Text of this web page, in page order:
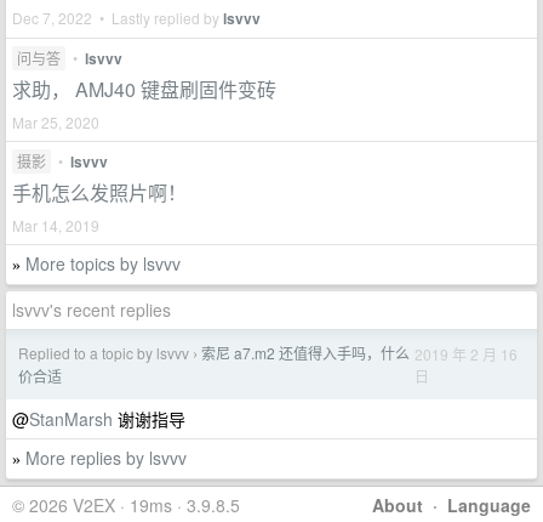
Dec 7, 2022 • Lastly replied bylsvvv
问与答 • lsvvv
求助， AMJ40 键盘刷固件变砖
Mar 25, 2020
摄影
• lsvvv
手机怎么发照片啊！
Mar 14, 2019
» More topics by lsvvv
lsvvv's recent replies
Replied to a topic by lsvvv › 索尼 a7.m2 还值得入手吗，什么
价合适
2019 年 2 月 16
日
@StanMarsh 谢谢指导
» More replies by lsvvv
About · Language
© 2026 V2EX · 19ms · 3.9.8.5